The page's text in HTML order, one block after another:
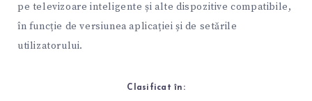
pe televizoare inteligente și alte dispozitive compatibile,
în funcție de versiunea aplicației și de setările
utilizatorului.
Clasificat în: